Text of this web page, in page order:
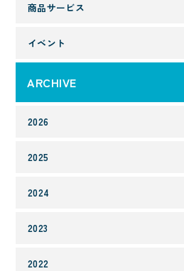
商品サービス
イベント
ARCHIVE
2026
2025
2024
2023
2022